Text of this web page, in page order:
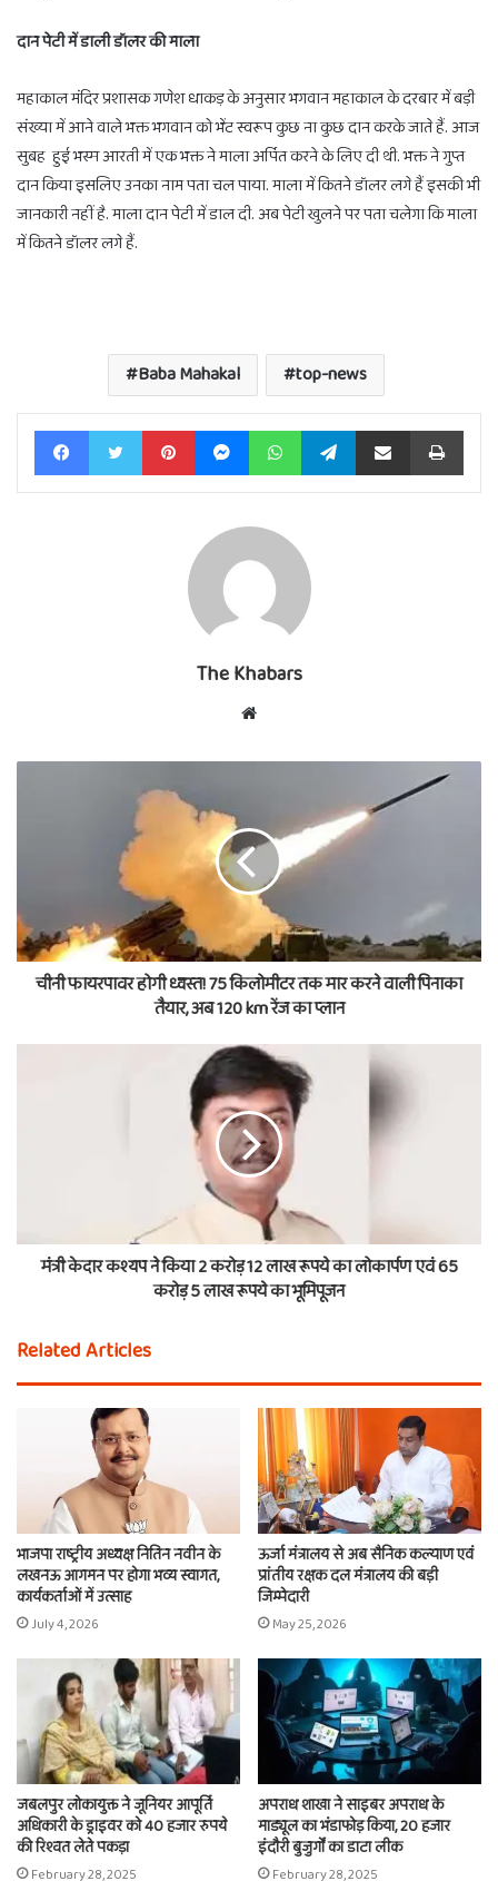
दान पेटी में डाली डॉलर की माला
महाकाल मंदिर प्रशासक गणेश धाकड़ के अनुसार भगवान महाकाल के दरबार में बड़ी
संख्या में आने वाले भक्त भगवान को भेंट स्वरूप कुछ ना कुछ दान करके जाते हैं. आज
सुबह हुई भस्म आरती में एक भक्त ने माला अर्पित करने के लिए दी थी. भक्त ने गुप्त
दान किया इसलिए उनका नाम पता चल पाया. माला में कितने डॉलर लगे हैं इसकी भी
जानकारी नहीं है. माला दान पेटी में डाल दी. अब पेटी खुलने पर पता चलेगा कि माला
में कितने डॉलर लगे हैं.
Baba Mahakal top-news
FacebookTwitter PinterestMessengerWhatsAppTelegramShare via Email Print
The Khabars
Website
चीनी फायरपावर होगी ध्वस्त! 75 किलोमीटर तक मार करने वाली पिनाका
तैयार, अब 120 km रेंज का प्लान
मंत्री केदार कश्यप ने किया 2 करोड़ 12 लाख रूपये का लोकार्पण एवं 65
करोड़ 5 लाख रूपये का भूमिपूजन
Related Articles
भाजपा राष्ट्रीय अध्यक्ष नितिन नवीन के
लखनऊ आगमन पर होगा भव्य स्वागत,
कार्यकर्ताओं में उत्साह
July 4, 2026
ऊर्जा मंत्रालय से अब सैनिक कल्याण एवं
प्रांतीय रक्षक दल मंत्रालय की बड़ी
जिम्मेदारी
May 25, 2026
जबलपुर लोकायुक्त ने जूनियर आपूर्ति
अधिकारी के ड्राइवर को 40 हजार रुपये
की रिश्वत लेते पकड़ा
February 28, 2025
अपराध शाखा ने साइबर अपराध के
माड्यूल का भंडाफोड़ किया, 20 हजार
इंदौरी बुजुर्गों का डाटा लीक
February 28, 2025